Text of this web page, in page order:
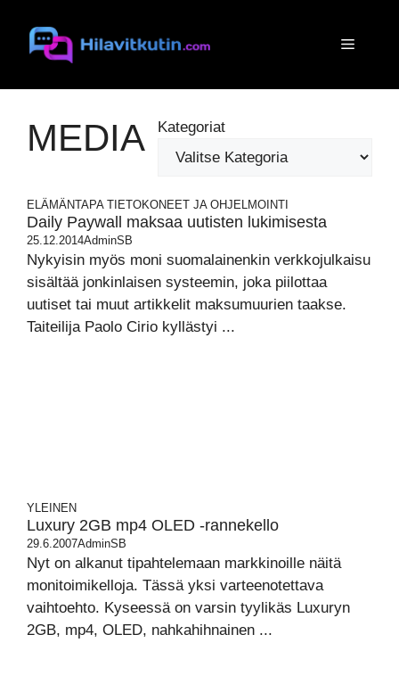
sisältöön
Valikko
MEDIA Kategoriat
ELÄMÄNTAPA TIETOKONEET JA OHJELMOINTI
Daily Paywall maksaa uutisten lukimisesta
25.12.2014AdminSB
Nykyisin myös moni suomalainenkin verkkojulkaisu
sisältää jonkinlaisen systeemin, joka piilottaa
uutiset tai muut artikkelit maksumuurien taakse.
Taiteilija Paolo Cirio kyllästyi ...
YLEINEN
Luxury 2GB mp4 OLED -rannekello
29.6.2007AdminSB
Nyt on alkanut tipahtelemaan markkinoille näitä
monitoimikelloja. Tässä yksi varteenotettava
vaihtoehto. Kyseessä on varsin tyylikäs Luxuryn
2GB, mp4, OLED, nahkahihnainen ...